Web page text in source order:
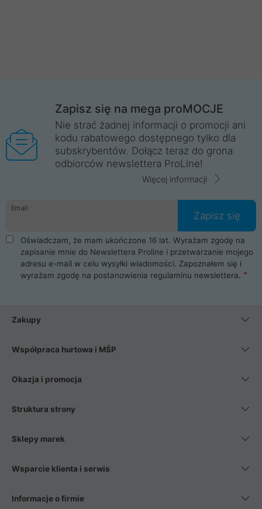
Zapisz się na mega proMOCJE
Nie strać żadnej informacji o promocji ani
kodu rabatowego dostępnego tylko dla
subskrybentów. Dołącz teraz do grona
odbiorców newslettera ProLine!
Więcej informacji
Email
Zapisz się
Oświadczam, że mam ukończone 16 lat. Wyrażam zgodę na
zapisanie mnie do Newslettera Proline i przetwarzanie mojego
adresu e-mail w celu wysyłki wiadomości. Zapoznałem się i
wyrażam zgodę na postanowienia regulaminu newslettera.
Zakupy
Współpraca hurtowa i MŚP
Okazja i promocja
Struktura strony
Sklepy marek
Wsparcie klienta i serwis
Informacje o firmie